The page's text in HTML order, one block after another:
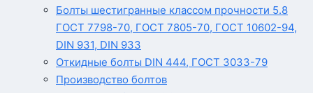
Болты шестигранные классом прочности 5.8
ГОСТ 7798-70, ГОСТ 7805-70, ГОСТ 10602-94,
DIN 931, DIN 933
Откидные болты DIN 444, ГОСТ 3033-79
Производство болтов